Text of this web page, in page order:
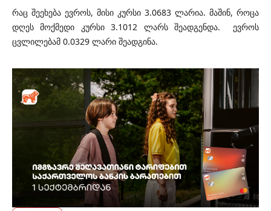
რაც შეეხება ევროს, მისი კურსი 3.0683 ლარია. მაშინ, როცა
დღეს მოქმედი კურსი 3.1012 ლარს შეადგენდა. ევროს
ცვლილებამ 0.0329 ლარი შეადგინა.